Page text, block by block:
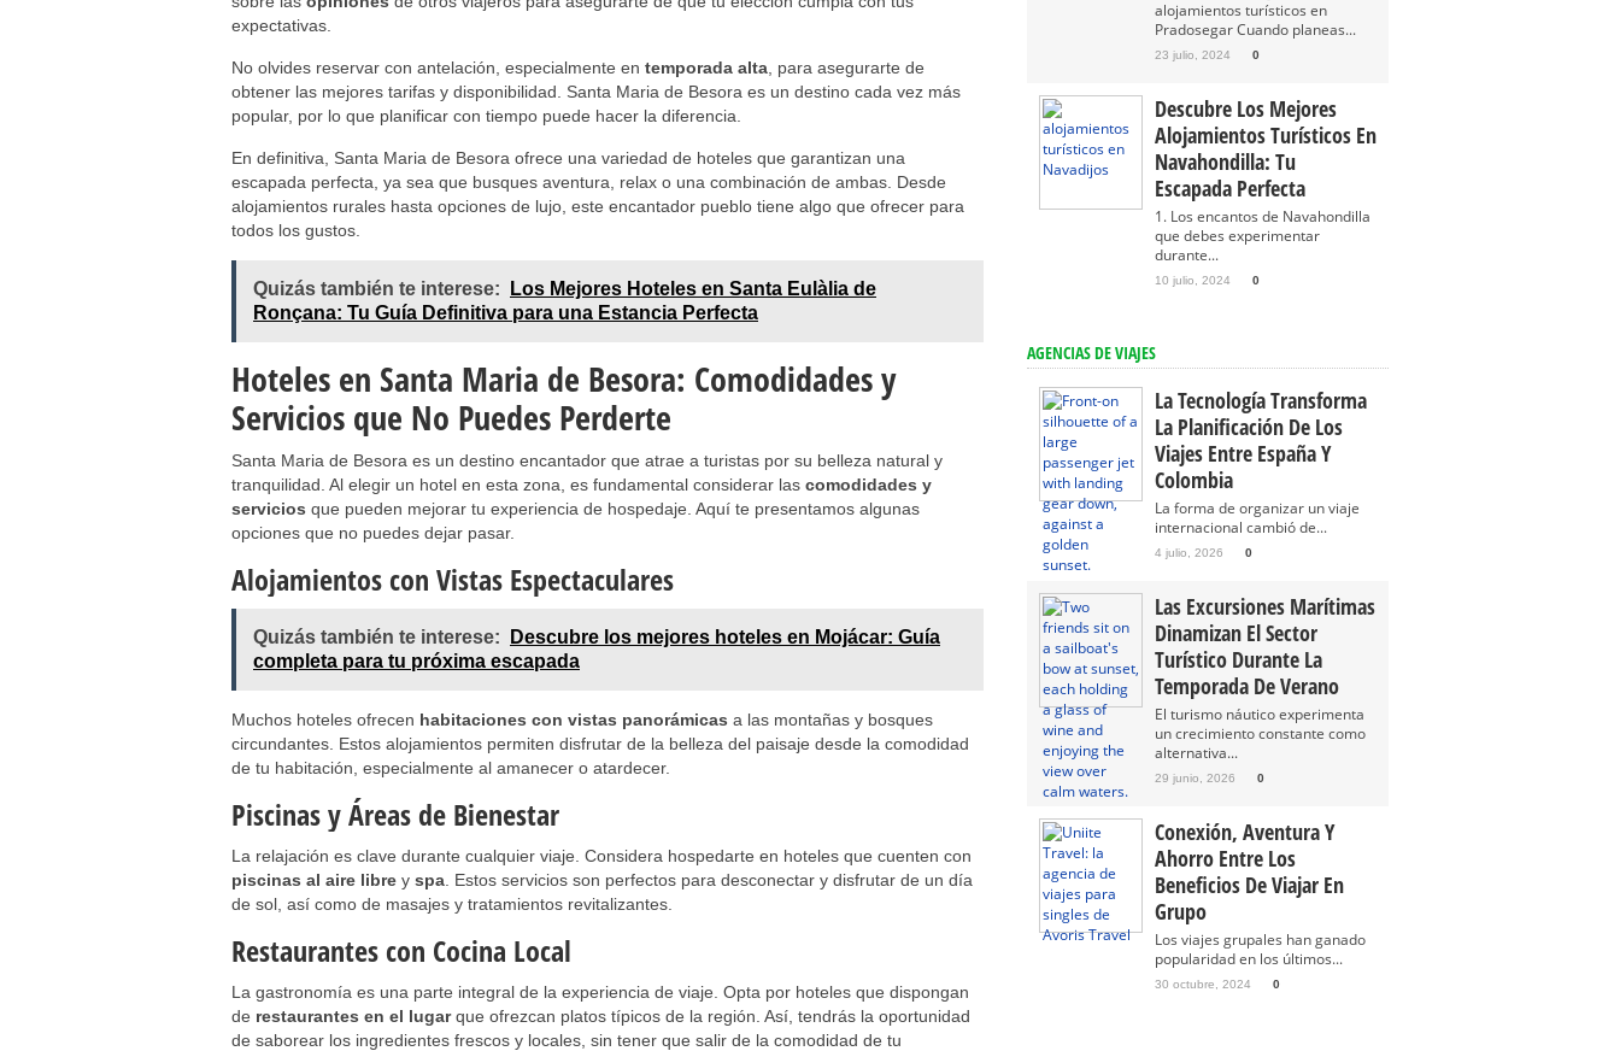
expectativas.
No olvides reservar con antelación, especialmente en temporada alta , para asegurarte de
obtener las mejores tarifas y disponibilidad. Santa Maria de Besora es un destino cada vez más
popular, por lo que planificar con tiempo puede hacer la diferencia.
En definitiva, Santa Maria de Besora ofrece una variedad de hoteles que garantizan una
escapada perfecta, ya sea que busques aventura, relax o una combinación de ambas. Desde
alojamientos rurales hasta opciones de lujo, este encantador pueblo tiene algo que ofrecer para
todos los gustos.
Quizás también te interese:
Los Mejores Hoteles en Santa Eulàlia de
Ronçana: Tu Guía Definitiva para una Estancia Perfecta
Hoteles en Santa Maria de Besora: Comodidades y
Servicios que No Puedes Perderte
Santa Maria de Besora es un destino encantador que atrae a turistas por su belleza natural y
tranquilidad. Al elegir un hotel en esta zona, es fundamental considerar las comodidades y
servicios que pueden mejorar tu experiencia de hospedaje. Aquí te presentamos algunas
opciones que no puedes dejar pasar.
Alojamientos con Vistas Espectaculares
Quizás también te interese:
Descubre los mejores hoteles en Mojácar: Guía
completa para tu próxima escapada
Muchos hoteles ofrecen habitaciones con vistas panorámicas a las montañas y bosques
circundantes. Estos alojamientos permiten disfrutar de la belleza del paisaje desde la comodidad
de tu habitación, especialmente al amanecer o atardecer.
Piscinas y Áreas de Bienestar
La relajación es clave durante cualquier viaje. Considera hospedarte en hoteles que cuenten con
piscinas al aire libre y spa . Estos servicios son perfectos para desconectar y disfrutar de un día
de sol, así como de masajes y tratamientos revitalizantes.
Restaurantes con Cocina Local
La gastronomía es una parte integral de la experiencia de viaje. Opta por hoteles que dispongan
de restaurantes en el lugarque ofrezcan platos típicos de la región. Así, tendrás la oportunidad
de saborear los ingredientes frescos y locales, sin tener que salir de la comodidad de tu
alojamientos turísticos en
Pradosegar Cuando planeas...
23 julio, 2024 0
Descubre Los Mejores
Alojamientos Turísticos En
Navahondilla: Tu
Escapada Perfecta
1. Los encantos de Navahondilla
que debes experimentar
durante...
10 julio, 2024 0
AGENCIAS DE VIAJES
La Tecnología Transforma
La Planificación De Los
Viajes Entre España Y
Colombia
La forma de organizar un viaje
internacional cambió de...
4 julio, 2026 0
Las Excursiones Marítimas
Dinamizan El Sector
Turístico Durante La
Temporada De Verano
El turismo náutico experimenta
un crecimiento constante como
alternativa...
29 junio, 2026 0
Conexión, Aventura Y
Ahorro Entre Los
Beneficios De Viajar En
Grupo
Los viajes grupales han ganado
popularidad en los últimos...
30 octubre, 2024 0